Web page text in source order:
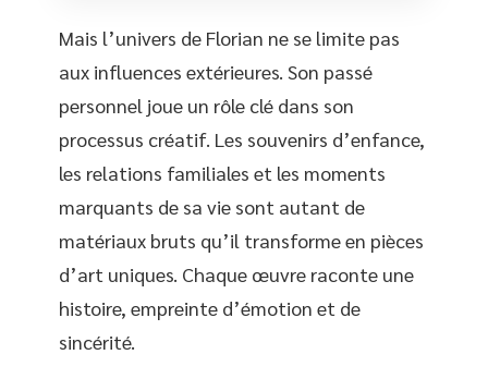
Mais l’univers de Florian ne se limite pas
aux influences extérieures. Son passé
personnel joue un rôle clé dans son
processus créatif. Les souvenirs d’enfance,
les relations familiales et les moments
marquants de sa vie sont autant de
matériaux bruts qu’il transforme en pièces
d’art uniques. Chaque œuvre raconte une
histoire, empreinte d’émotion et de
sincérité.